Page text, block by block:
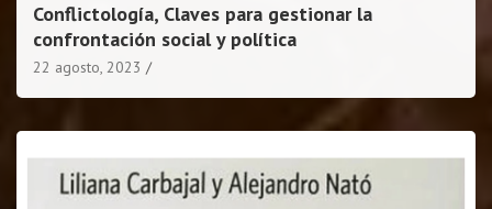
Conflictología, Claves para gestionar la
confrontación social y política
22 agosto, 2023